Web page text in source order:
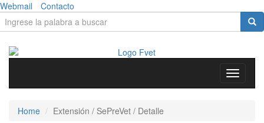
Skip to main content
Webmail Contacto
form
Toggle
Home Extensión / SePreVet / Detalle